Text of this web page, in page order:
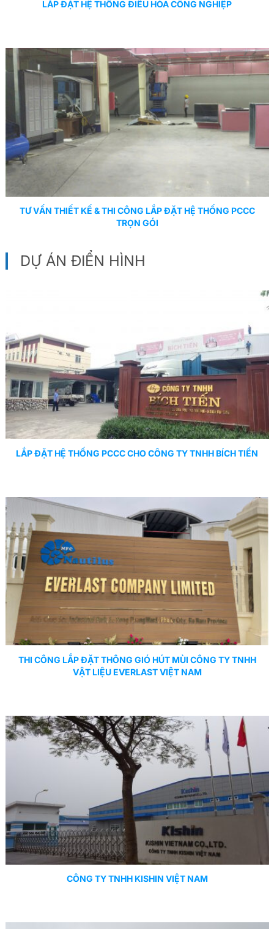
LẮP ĐẶT HỆ THỐNG ĐIỀU HÒA CÔNG NGHIỆP
TƯ VẤN THIẾT KẾ & THI CÔNG LẮP ĐẶT HỆ THỐNG PCCC
TRỌN GÓI
DỰ ÁN ĐIỂN HÌNH
LẮP ĐẶT HỆ THỐNG PCCC CHO CÔNG TY TNHH BÍCH TIẾN
THI CÔNG LẮP ĐẶT THÔNG GIÓ HÚT MÙI CÔNG TY TNHH
VẬT LIỆU EVERLAST VIỆT NAM
CÔNG TY TNHH KISHIN VIỆT NAM